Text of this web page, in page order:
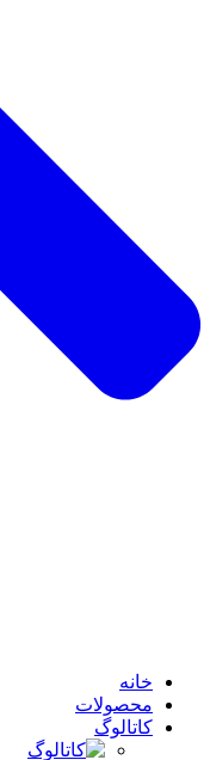
خانه
محصولات
کاتالوگ